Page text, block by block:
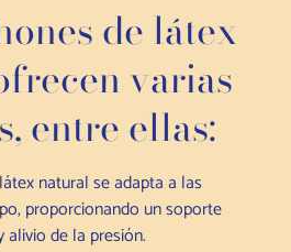
de látex
varias
entre ellas:
natural se adapta a las
proporcionando un soporte
alivio de la presión.